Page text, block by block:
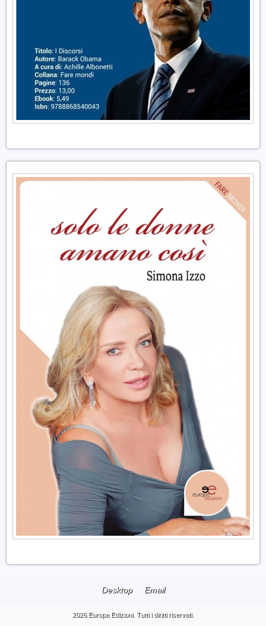
Desktop Email
2026 Europa Edizioni. Tutti i diritti riservati.